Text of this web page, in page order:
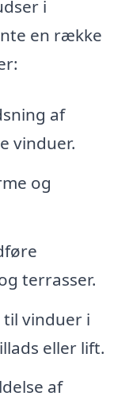
i
en række
af
vinduer.
og
terrasser.
til vinduer i
eller lift.
af